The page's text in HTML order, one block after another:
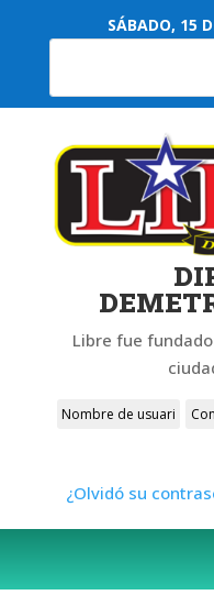
SÁBADO, 15
Libre fue
¿Olvidó su